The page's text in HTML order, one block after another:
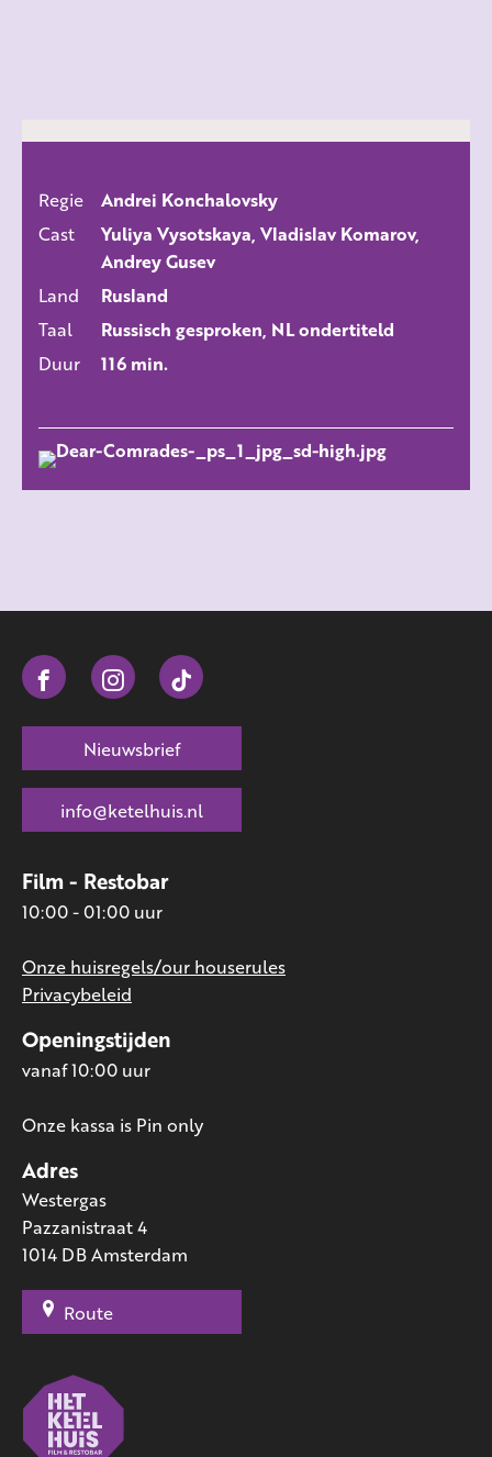
ALLE FILMS
Regie
Andrei Konchalovsky
Cast
Yuliya Vysotskaya, Vladislav Komarov,
Andrey Gusev
Land
Rusland
Taal
Russisch gesproken, NL ondertiteld
Duur
116 min.
Adres
Westergas
Pazzanistraat 4
1014 DB Amsterdam
Route
Openingstijden
vanaf 10:00 uur
Onze kassa is Pin only
Film - Restobar
10:00 - 01:00 uur
Onze huisregels/our houserules
Privacybeleid
Nieuwsbrief
info@ketelhuis.nl